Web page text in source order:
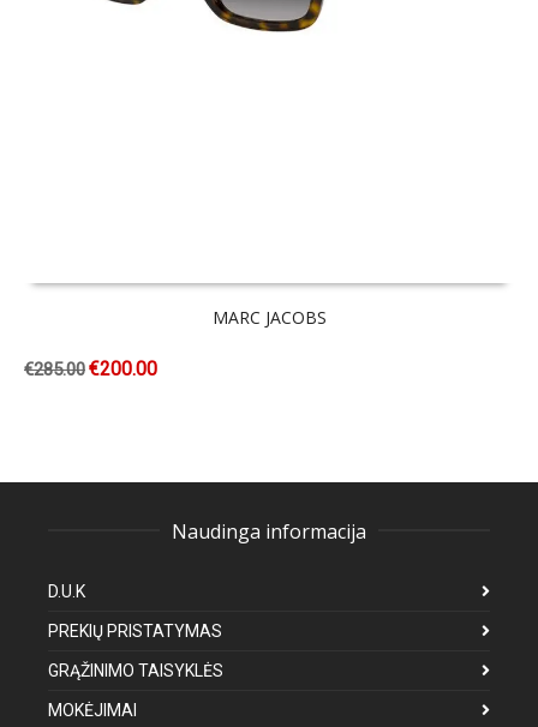
MARC JACOBS
€285.00€200.00
Naudinga informacija
D.U.K
PREKIŲ PRISTATYMAS
GRĄŽINIMO TAISYKLĖS
MOKĖJIMAI